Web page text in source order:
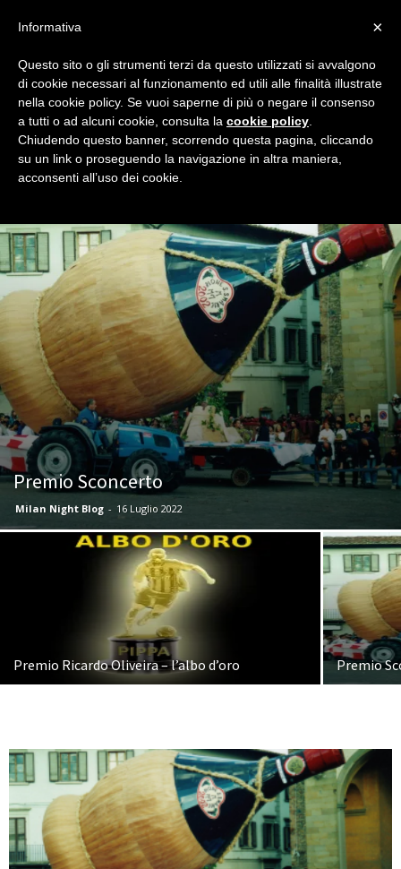
Home Night Awards Pagina 11
NIGHT AWARDS
Tutti i premi assegnati dagli utenti del blog. Solo su Milan
Night, il blog dei tifosi rossoneri.
Premio Sconcerto
Milan Night Blog - 16 Luglio 2022
Premio Ricardo Oliveira – l’albo d’oro Premio
×
Informativa
Questo sito o gli strumenti terzi da questo utilizzati si avvalgono
di cookie necessari al funzionamento ed utili alle finalità illustrate
nella cookie policy. Se vuoi saperne di più o negare il consenso
a tutti o ad alcuni cookie, consulta la cookie policy
Chiudendo questo banner, scorrendo questa pagina, cliccando
su un link o proseguendo la navigazione in altra maniera,
acconsenti all’uso dei cookie.